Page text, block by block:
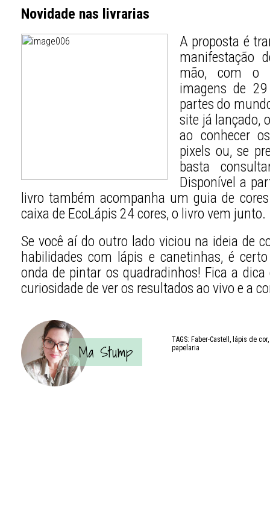
Novidade nas livrarias
A proposta é
manifestação
mão, com o
imagens de
partes do
site já lançado,
ao conhecer
pixels ou, se
basta
Disponível a
livro também acompanha um guia de
caixa de EcoLápis 24 cores, o livro vem junto.
Se você aí do outro lado viciou na ideia de
habilidades com lápis e canetinhas, é
onda de pintar os quadradinhos! Fica a
curiosidade de ver os resultados ao vivo e a
Ma Stump
TAGS: Faber-Castell lápis de cor,
papelaria